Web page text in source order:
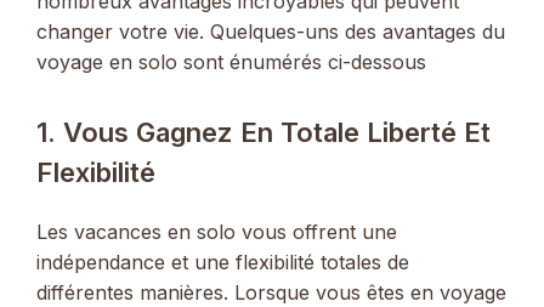
changer votre vie. Quelques-uns des avantages du
voyage en solo sont énumérés ci-dessous
1. Vous Gagnez En Totale Liberté Et
Flexibilité
Les vacances en solo vous offrent une
indépendance et une flexibilité totales de
différentes manières. Lorsque vous êtes en voyage